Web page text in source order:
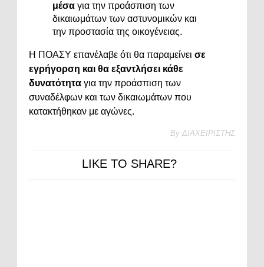
μέσα για την προάσπιση των
δικαιωμάτων των αστυνομικών και
την προστασία της οικογένειας.
Η ΠΟΑΣΥ επανέλαβε ότι θα παραμείνει σε
εγρήγορση και θα εξαντλήσει κάθε
δυνατότητα για την προάσπιση των
συναδέλφων και των δικαιωμάτων που
κατακτήθηκαν με αγώνες.
By ΔΙΑΧΕΙΡΙΣΤΗΣ
LIKE TO SHARE?